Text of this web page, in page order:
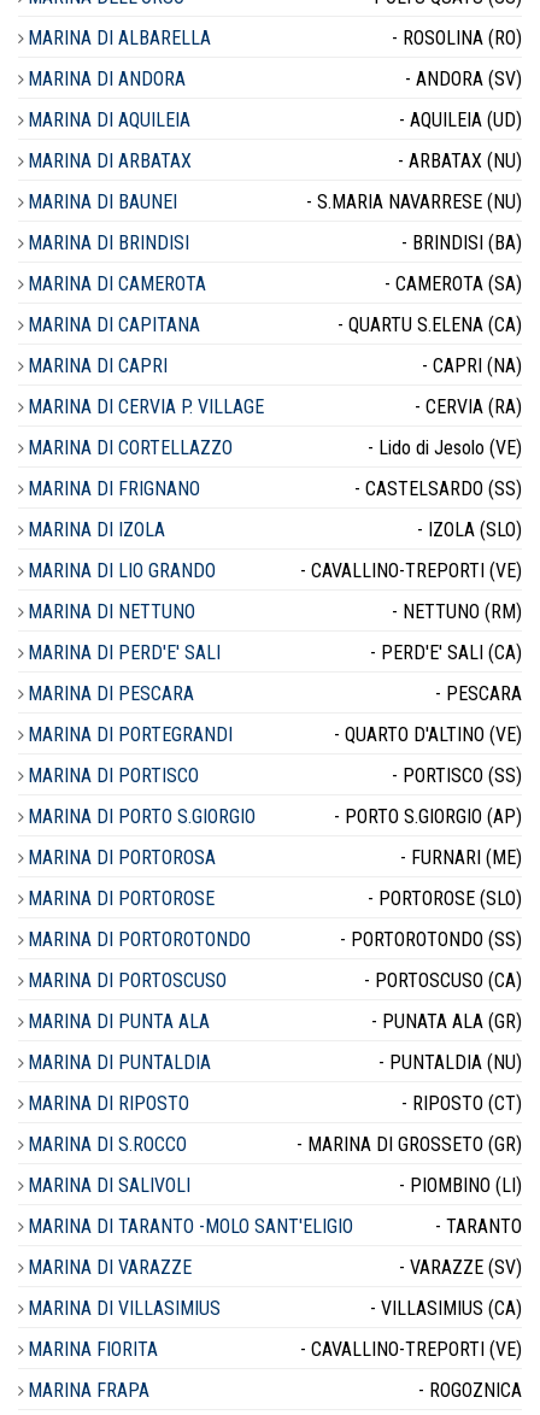
MARINA DI ALBARELLA
- ROSOLINA (RO)
MARINA DI ANDORA
- ANDORA (SV)
MARINA DI AQUILEIA
- AQUILEIA (UD)
MARINA DI ARBATAX
- ARBATAX (NU)
MARINA DI BAUNEI
- S.MARIA NAVARRESE (NU)
MARINA DI BRINDISI
- BRINDISI (BA)
MARINA DI CAMEROTA
- CAMEROTA (SA)
MARINA DI CAPITANA
- QUARTU S.ELENA (CA)
MARINA DI CAPRI
- CAPRI (NA)
MARINA DI CERVIA P. VILLAGE
- CERVIA (RA)
MARINA DI CORTELLAZZO
- Lido di Jesolo (VE)
MARINA DI FRIGNANO
- CASTELSARDO (SS)
MARINA DI IZOLA
- IZOLA (SLO)
MARINA DI LIO GRANDO
- CAVALLINO-TREPORTI (VE)
MARINA DI NETTUNO
- NETTUNO (RM)
MARINA DI PERD'E' SALI
- PERD'E' SALI (CA)
MARINA DI PESCARA
- PESCARA
MARINA DI PORTEGRANDI
- QUARTO D'ALTINO (VE)
MARINA DI PORTISCO
- PORTISCO (SS)
MARINA DI PORTO S.GIORGIO
- PORTO S.GIORGIO (AP)
MARINA DI PORTOROSA
- FURNARI (ME)
MARINA DI PORTOROSE
- PORTOROSE (SLO)
MARINA DI PORTOROTONDO
- PORTOROTONDO (SS)
MARINA DI PORTOSCUSO
- PORTOSCUSO (CA)
MARINA DI PUNTA ALA
- PUNATA ALA (GR)
MARINA DI PUNTALDIA
- PUNTALDIA (NU)
MARINA DI RIPOSTO
- RIPOSTO (CT)
MARINA DI S.ROCCO
- MARINA DI GROSSETO (GR)
MARINA DI SALIVOLI
- PIOMBINO (LI)
MARINA DI TARANTO -MOLO SANT'ELIGIO
- TARANTO
MARINA DI VARAZZE
- VARAZZE (SV)
MARINA DI VILLASIMIUS
- VILLASIMIUS (CA)
MARINA FIORITA
- CAVALLINO-TREPORTI (VE)
MARINA FRAPA
- ROGOZNICA